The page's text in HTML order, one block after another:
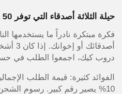
حيلة الثلاثة أصدقاء التي توفر 50 ريال لكل واحد
فكرة مبتكرة نادراً ما يستخدمها
دروب كيك، اجمعوا الطلب في
الفوائد كثيرة: قيمة الطلب
10% يصير رقم كبير. رسوم الشحن